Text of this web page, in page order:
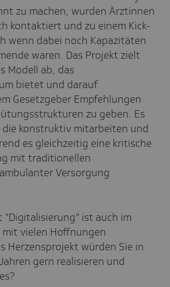
zu machen, wurden Ärztinnen
kontaktiert und zu einem Kick-
wenn dabei noch Kapazitäten
waren. Das Projekt zielt
Modell ab, das
bietet und darauf
Gesetzgeber Empfehlungen
zu geben. Es
konstruktiv mitarbeiten und
es gleichzeitig eine kritische
mit traditionellen
Versorgung
"Digitalisierung" ist auch im
vielen Hoffnungen
Herzensprojekt würden Sie in
gern realisieren und